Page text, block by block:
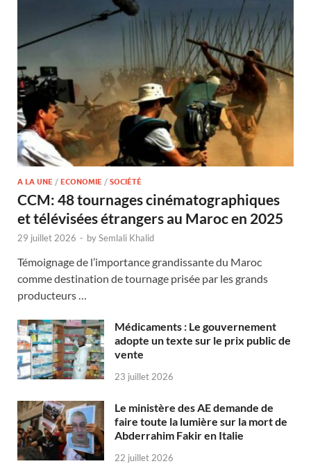
A LA UNE / ECONOMIE / SOCIÉTÉ
CCM: 48 tournages cinématographiques
et télévisées étrangers au Maroc en 2025
29 juillet 2026 - bySemlali Khalid
Témoignage de l’importance grandissante du Maroc
comme destination de tournage prisée par les grands
producteurs …
Médicaments : Le gouvernement
adopte un texte sur le prix public de
vente
23 juillet 2026
Le ministère des AE demande de
faire toute la lumière sur la mort de
Abderrahim Fakir en Italie
22 juillet 2026